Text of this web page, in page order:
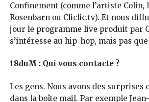
Confinement (comme l’artiste Colin,
Rosenbarn ou Cliclic.tv). Et nous
jour le programme live produit par
s’intéresse au hip-hop, mais pas que
18duM : Qui vous contacte ?
Les gens. Nous avons des surprises
dans la boîte mail. Par exemple